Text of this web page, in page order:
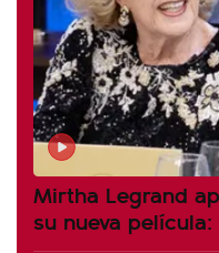
Mirtha Legrand
su nueva